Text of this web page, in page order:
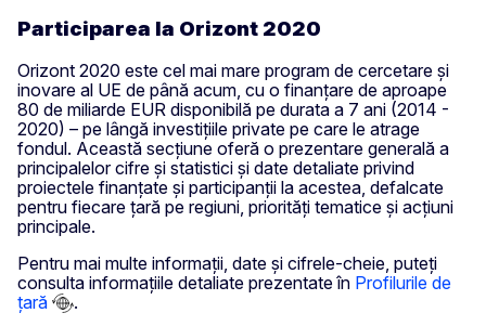
Participarea la Orizont 2020
Orizont 2020 este cel mai mare program de cercetare și
inovare al UE de până acum, cu o finanțare de aproape
80 de miliarde EUR disponibilă pe durata a 7 ani (2014 -
2020) – pe lângă investițiile private pe care le atrage
fondul. Această secțiune oferă o prezentare generală a
principalelor cifre și statistici și date detaliate privind
proiectele finanțate și participanții la acestea, defalcate
pentru fiecare țară pe regiuni, priorități tematice și acțiuni
principale.
Pentru mai multe informații, date și cifrele-cheie, puteți
consulta informațiile detaliate prezentate în Profilurile de
țară
.